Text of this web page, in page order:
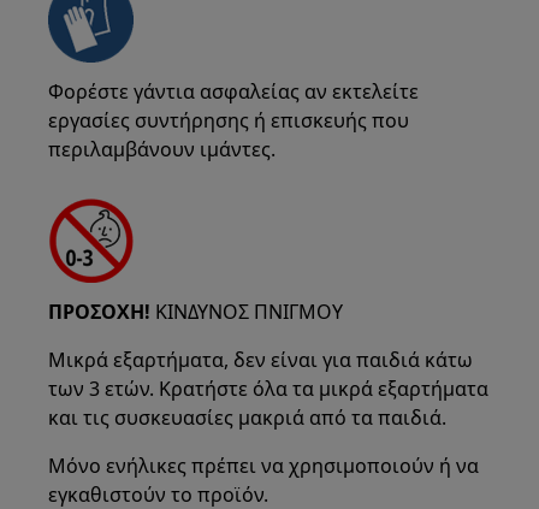
Φορέστε γάντια ασφαλείας αν εκτελείτε
εργασίες συντήρησης ή επισκευής που
περιλαμβάνουν ιμάντες.
ΠΡΟΣΟΧΗ! ΚΙΝΔΥΝΟΣ ΠΝΙΓΜΟΥ
Μικρά εξαρτήματα, δεν είναι για παιδιά κάτω
των 3 ετών. Κρατήστε όλα τα μικρά εξαρτήματα
και τις συσκευασίες μακριά από τα παιδιά.
Μόνο ενήλικες πρέπει να χρησιμοποιούν ή να
εγκαθιστούν το προϊόν.